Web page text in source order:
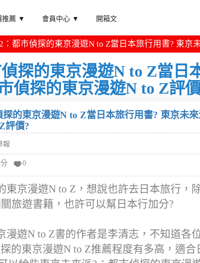
推薦 ▼ 會員中心 ▼ 開箱文
都市偵探的東京漫遊N to Z當日本旅行用書? 東京
探的東京漫遊N to Z當日
偵探的東京漫遊N to Z評
的東京漫遊N to Z當日本旅行用書? 東京未來
評價?
報
0
東京漫遊N to Z，想說也許去日本旅行，
旅遊書籍，也許可以幫日本行加分?
漫遊N to Z書的作者是李清志，不知道各
的東京漫遊N to Z推薦程度有多高，適合